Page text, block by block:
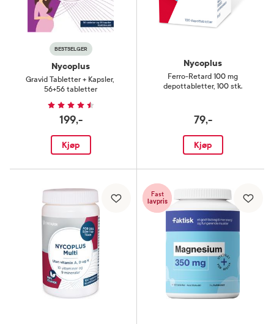
BESTSELGER
Nycoplus
Gravid Tabletter + Kapsler,
56+56 tabletter
199,-
Kjøp
Nycoplus
Ferro-Retard 100 mg
depottabletter, 100 stk.
79,-
Kjøp
Fast
lavpris